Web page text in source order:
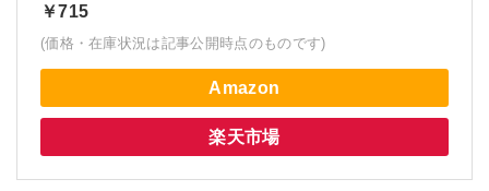
￥715
(価格・在庫状況は記事公開時点のものです)
Amazon
楽天市場